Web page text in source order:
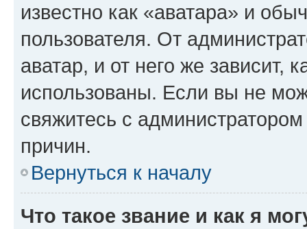
известно как «аватара» и
пользователя. От
аватар, и от него же зависит,
использованы. Если вы не
свяжитесь с
причин.
Вернуться к началу
Что такое звание и как я